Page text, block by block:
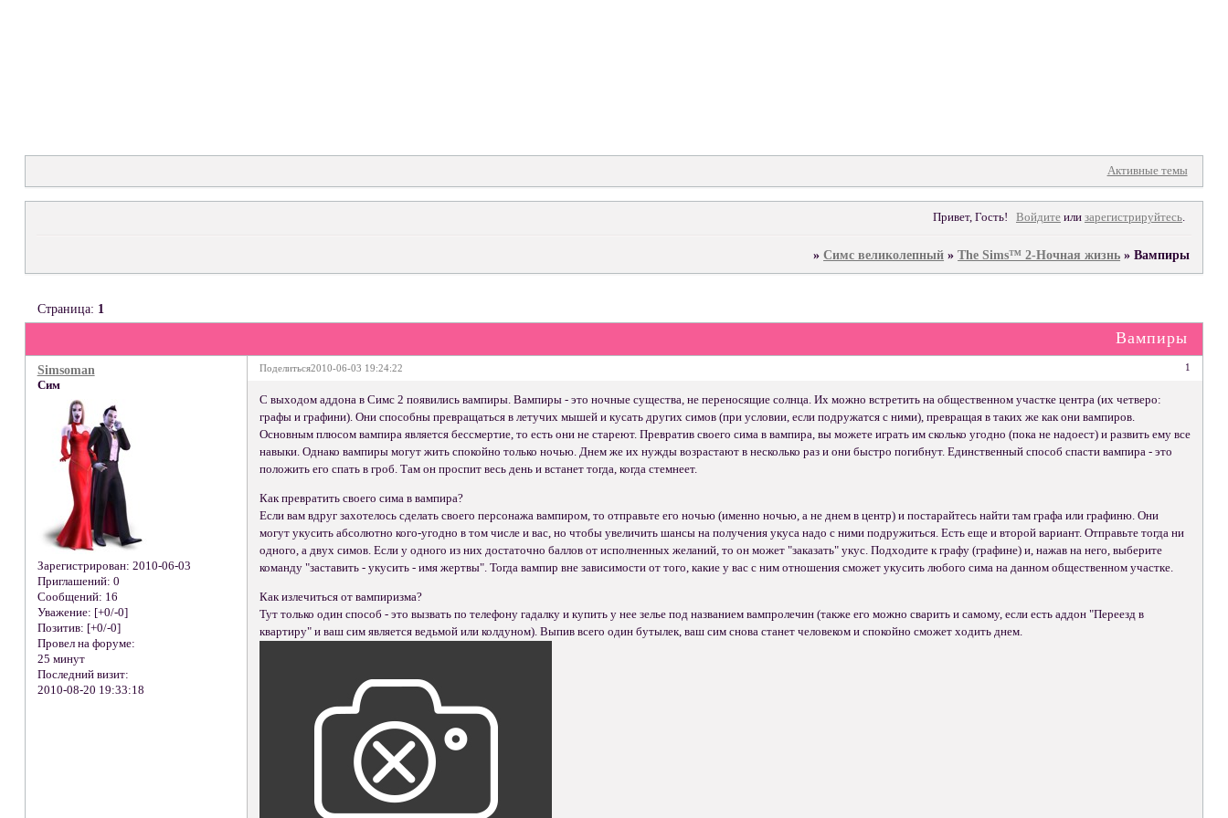
Активные темы
Привет, Гость! Войдитеили зарегистрируйтесь.
»Симс великолепный »The Sims™ 2-Ночная жизнь »Вампиры
Вампиры
Страница: 1
Поделиться 1
2010-06-03 19:24:22
Simsoman
Сим
Зарегистрирован: 2010-06-03
Приглашений: 0
Сообщений: 16
Уважение: [+0/-0]
Позитив: [+0/-0]
Провел на форуме:
25 минут
Последний визит:
2010-08-20 19:33:18
С выходом аддона в Симс 2 появились вампиры. Вампиры - это ночные существа, не переносящие солнца. Их можно встретить на общественном участке центра (их четверо:
графы и графини). Они способны превращаться в летучих мышей и кусать других симов (при условии, если подружатся с ними), превращая в таких же как они вампиров.
Основным плюсом вампира является бессмертие, то есть они не стареют. Превратив своего сима в вампира, вы можете играть им сколько угодно (пока не надоест) и развить ему все
навыки. Однако вампиры могут жить спокойно только ночью. Днем же их нужды возрастают в несколько раз и они быстро погибнут. Единственный способ спасти вампира - это
положить его спать в гроб. Там он проспит весь день и встанет тогда, когда стемнеет.
Как превратить своего сима в вампира?
Если вам вдруг захотелось сделать своего персонажа вампиром, то отправьте его ночью (именно ночью, а не днем в центр) и постарайтесь найти там графа или графиню. Они
могут укусить абсолютно кого-угодно в том числе и вас, но чтобы увеличить шансы на получения укуса надо с ними подружиться. Есть еще и второй вариант. Отправьте тогда ни
одного, а двух симов. Если у одного из них достаточно баллов от исполненных желаний, то он может "заказать" укус. Подходите к графу (графине) и, нажав на него, выберите
команду "заставить - укусить - имя жертвы". Тогда вампир вне зависимости от того, какие у вас с ним отношения сможет укусить любого сима на данном общественном участке.
Как излечиться от вампиризма?
Тут только один способ - это вызвать по телефону гадалку и купить у нее зелье под названием вампролечин (также его можно сварить и самому, если есть аддон "Переезд в
квартиру" и ваш сим является ведьмой или колдуном). Выпив всего один бутылек, ваш сим снова станет человеком и спокойно сможет ходить днем.